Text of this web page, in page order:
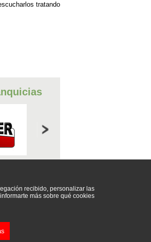
tratando
recibido, personalizar las
más sobre qué cookies